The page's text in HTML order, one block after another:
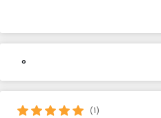
0
(1)